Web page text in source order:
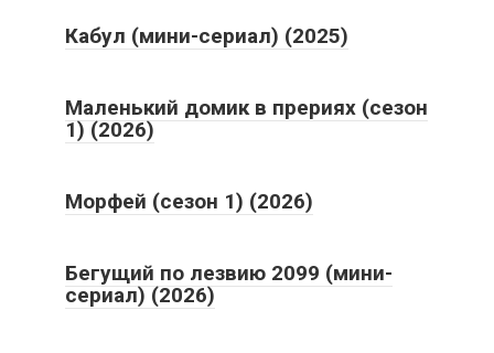
Кабул (мини-сериал) (2025)
Маленький домик в прериях (сезон
1) (2026)
Морфей (сезон 1) (2026)
Бегущий по лезвию 2099 (мини-
сериал) (2026)